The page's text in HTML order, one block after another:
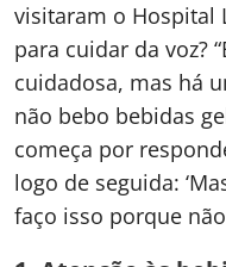
visitaram o Hospital
para cuidar da voz?
cuidadosa, mas há
não bebo bebidas
começa por
logo de seguida:
faço isso porque não